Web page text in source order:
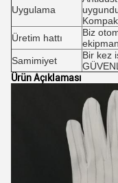
Uygulama
Üretim hattı
Biz
Samimiyet
Bir kez
Ürün Açıklaması